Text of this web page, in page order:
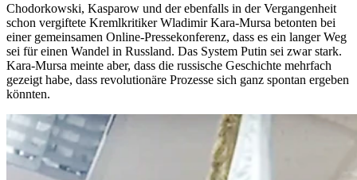
Chodorkowski, Kasparow und der ebenfalls in der Vergangenheit
schon vergiftete Kremlkritiker Wladimir Kara-Mursa betonten bei
einer gemeinsamen Online-Pressekonferenz, dass es ein langer Weg
sei für einen Wandel in Russland. Das System Putin sei zwar stark.
Kara-Mursa meinte aber, dass die russische Geschichte mehrfach
gezeigt habe, dass revolutionäre Prozesse sich ganz spontan ergeben
könnten.